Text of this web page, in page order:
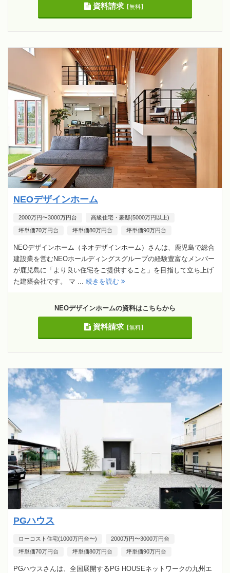
資料請求【無料】
NEOデザインホーム
2000万円〜3000万円台 高級住宅・豪邸(5000万円以上)
坪単価70万円台 坪単価80万円台 坪単価90万円台
NEOデザインホーム（ネオデザインホーム）さんは、鹿児島で総合
建設業を営むNEOホールディングスグループの経験豊富なメンバー
が鹿児島に「より良い住宅をご提供すること」を目指して立ち上げ
た建築会社です。 マ ... 続きを読む
NEOデザインホームの資料はこちらから
資料請求【無料】
PGハウス
ローコスト住宅(1000万円台〜) 2000万円〜3000万円台
坪単価70万円台 坪単価80万円台 坪単価90万円台
PGハウスさんは、全国展開するPG HOUSEネットワークの九州エ